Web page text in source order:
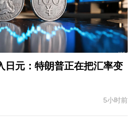
日元：特朗普正在把汇率变
5小时前